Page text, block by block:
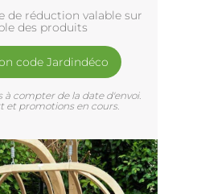
de réduction valable sur
des produits
code Jardindéco
à compter de la date d'envoi.
et promotions en cours.